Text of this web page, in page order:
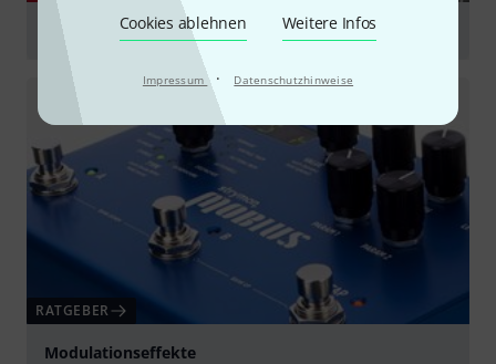
Cookies ablehnen Weitere Infos
Impressum · Datenschutzhinweise
Electro-Harmonix Micro POG
RATGEBER
Modulationseffekte